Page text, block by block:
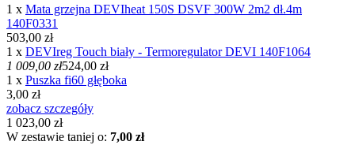
1 x Mata grzejna DEVIheat 150S DSVF 300W 2m2 dł.4m
140F0331
503,00 zł
1 x DEVIreg Touch biały - Termoregulator DEVI 140F1064
1 009,00 zł524,00 zł
1 x Puszka fi60 głęboka
3,00 zł
zobacz szczegóły
1 023,00 zł
W zestawie taniej o: 7,00 zł